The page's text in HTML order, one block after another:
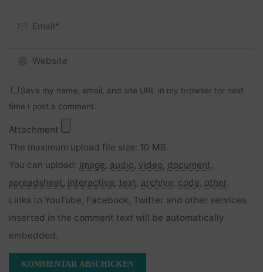
Save my name, email, and site URL in my browser for next
time I post a comment.
Attachment
The maximum upload file size: 10 MB.
You can upload: image, audio, video, document,
spreadsheet, interactive, text, archive, code, other.
Links to YouTube, Facebook, Twitter and other services
inserted in the comment text will be automatically
embedded.